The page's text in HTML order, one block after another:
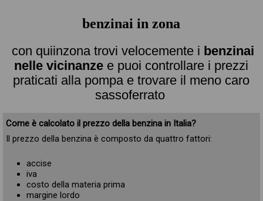
benzinai in zona
con quiinzona trovi velocemente i benzinai
nelle vicinanze e puoi controllare i prezzi
praticati alla pompa e trovare il meno caro
sassoferrato
Come è calcolato il prezzo della benzina in Italia?
Il prezzo della benzina è composto da quattro fattori:
accise
iva
costo della materia prima
margine lordo